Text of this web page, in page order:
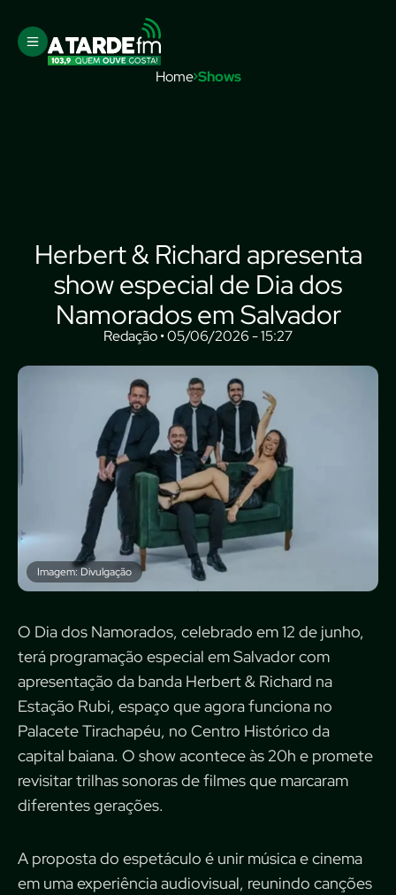
Home Shows
Herbert & Richard apresenta
show especial de Dia dos
Namorados em Salvador
Redação • 05/06/2026 - 15:27
Imagem: Divulgação
O Dia dos Namorados, celebrado em 12 de junho,
terá programação especial em Salvador com
apresentação da banda Herbert & Richard na
Estação Rubi, espaço que agora funciona no
Palacete Tirachapéu, no Centro Histórico da
capital baiana. O show acontece às 20h e promete
revisitar trilhas sonoras de filmes que marcaram
diferentes gerações.
A proposta do espetáculo é unir música e cinema
em uma experiência audiovisual, reunindo canções